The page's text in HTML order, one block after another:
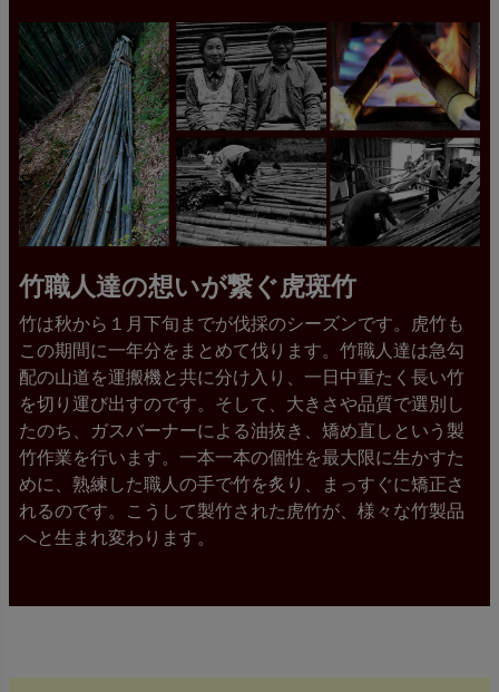
竹職人達の想いが繋ぐ虎斑竹
竹は秋から１月下旬までが伐採のシーズンです。虎竹も
この期間に一年分をまとめて伐ります。竹職人達は急勾
配の山道を運搬機と共に分け入り、一日中重たく長い竹
を切り運び出すのです。そして、大きさや品質で選別し
たのち、ガスバーナーによる油抜き、矯め直しという製
竹作業を行います。一本一本の個性を最大限に生かすた
めに、熟練した職人の手で竹を炙り、まっすぐに矯正さ
れるのです。こうして製竹された虎竹が、様々な竹製品
へと生まれ変わります。